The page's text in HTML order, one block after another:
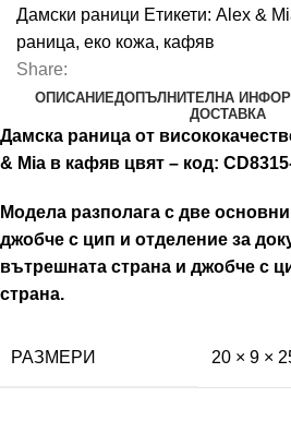
Дамски раници Етикети: Alex &
раница, еко кожа, кафяв
Share:
ОПИСАНИЕДОПЪЛНИТЕЛНА
ДОСТАВКА
Дамска раница от
& Mia в кафяв цвят – код:
Модела разполага с две
джобче с цип и отделение за
вътрешната страна и джобче с
страна.
РАЗМЕРИ 20 × 9 ×